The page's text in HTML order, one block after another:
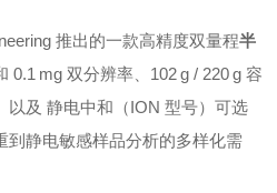
推出的一款高精度双量程半
0.1 mg 双分辨率、102 g / 220 g 容
以及 静电中和（ION 型号）可选
到静电敏感样品分析的多样化需